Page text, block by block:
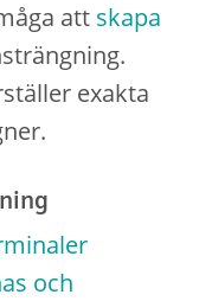
att skapa
exakta
och